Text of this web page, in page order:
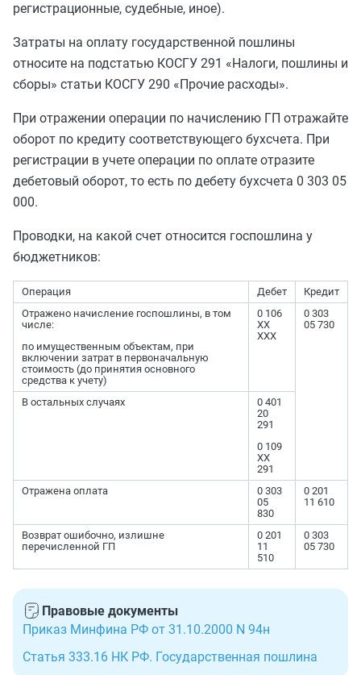
регистрационные, судебные, иное).
Затраты на оплату государственной пошлины
относите на подстатью КОСГУ 291 «Налоги, пошлины и
сборы» статьи КОСГУ 290 «Прочие расходы».
При отражении операции по начислению ГП отражайте
оборот по кредиту соответствующего бухсчета. При
регистрации в учете операции по оплате отразите
дебетовый оборот, то есть по дебету бухсчета 0 303 05
000.
Проводки, на какой счет относится госпошлина у
бюджетников:
Операция Дебет
Кредит
Отражено начисление госпошлины, в том
числе:
по имущественным объектам, при
включении затрат в первоначальную
стоимость (до принятия основного
средства к учету)
0 106
ХХ
ХХХ
0 303
05 730
В остальных случаях
0 401
20
291
0 109
ХХ
291
Отражена оплата
0 303
05
830
0 201
11 610
Возврат ошибочно, излишне
перечисленной ГП
0 201
11
510
0 303
05 730
Правовые документы
Приказ Минфина РФ от 31.10.2000 N 94н
Статья 333.16 НК РФ. Государственная пошлина